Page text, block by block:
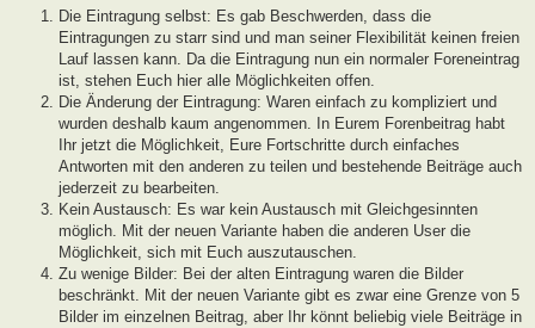
Die Eintragung selbst: Es gab Beschwerden, dass die
Eintragungen zu starr sind und man seiner Flexibilität keinen freien
Lauf lassen kann. Da die Eintragung nun ein normaler Foreneintrag
ist, stehen Euch hier alle Möglichkeiten offen.
Die Änderung der Eintragung: Waren einfach zu kompliziert und
wurden deshalb kaum angenommen. In Eurem Forenbeitrag habt
Ihr jetzt die Möglichkeit, Eure Fortschritte durch einfaches
Antworten mit den anderen zu teilen und bestehende Beiträge auch
jederzeit zu bearbeiten.
Kein Austausch: Es war kein Austausch mit Gleichgesinnten
möglich. Mit der neuen Variante haben die anderen User die
Möglichkeit, sich mit Euch auszutauschen.
Zu wenige Bilder: Bei der alten Eintragung waren die Bilder
beschränkt. Mit der neuen Variante gibt es zwar eine Grenze von 5
Bilder im einzelnen Beitrag, aber Ihr könnt beliebig viele Beiträge in